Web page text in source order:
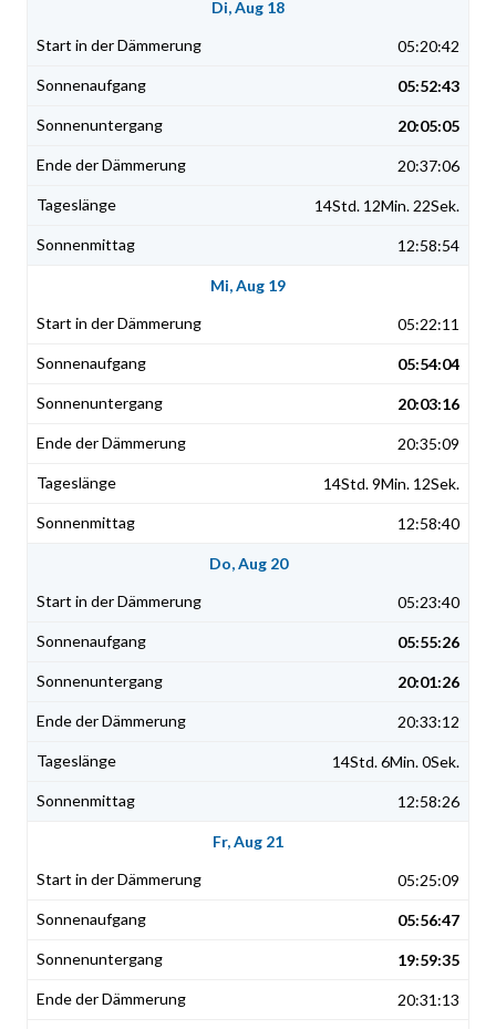
Di, Aug 18
05:20:42
05:52:43
20:05:05
20:37:06
14Std. 12Min. 22Sek.
12:58:54
Mi, Aug 19
05:22:11
05:54:04
20:03:16
20:35:09
14Std. 9Min. 12Sek.
12:58:40
Do, Aug 20
05:23:40
05:55:26
20:01:26
20:33:12
14Std. 6Min. 0Sek.
12:58:26
Fr, Aug 21
05:25:09
05:56:47
19:59:35
20:31:13